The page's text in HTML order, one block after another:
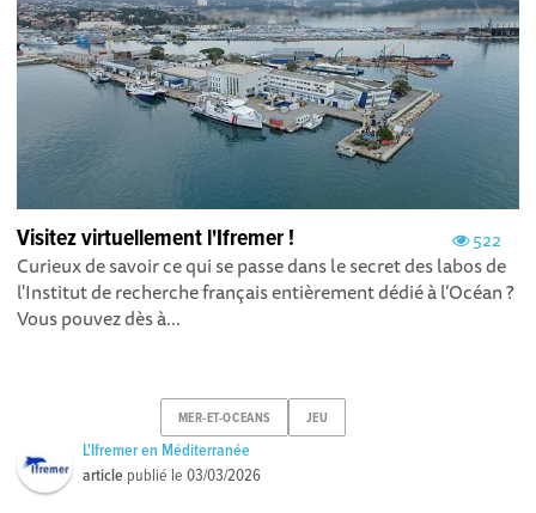
522
Visitez virtuellement l'Ifremer !
Curieux de savoir ce qui se passe dans le secret des labos de
l'Institut de recherche français entièrement dédié à l’Océan ?
Vous pouvez dès à...
MER-ET-OCEANS JEU
L'Ifremer en Méditerranée
article publié le03/03/2026